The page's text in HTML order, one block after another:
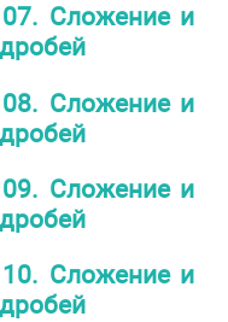
Сложение и
Сложение и
Сложение и
Сложение и